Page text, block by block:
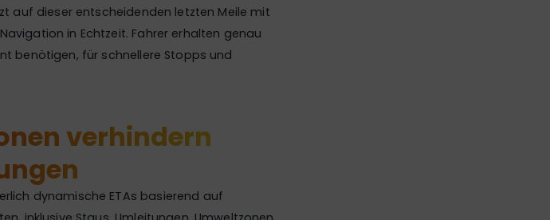
auf dieser entscheidenden letzten Meile mit
in Echtzeit. Fahrer erhalten genau
benötigen, für schnellere Stopps und
verhindern
dynamische ETAs basierend auf